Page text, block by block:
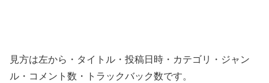
見方は左から・タイトル・投稿日時・カテゴリ・ジャン
ル・コメント数・トラックバック数です。